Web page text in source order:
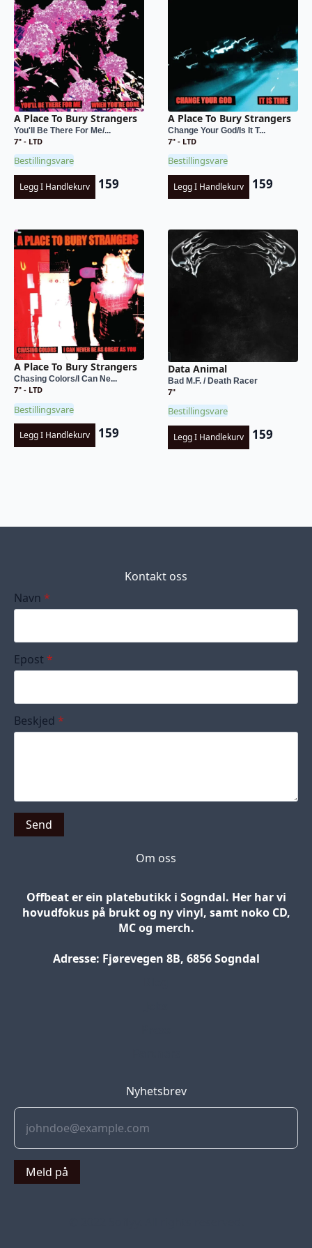
A Place To Bury Strangers
You'll Be There For Me/...
7" - LTD
Bestillingsvare
Legg I Handlekurv 159
A Place To Bury Strangers
Change Your God/Is It T...
7" - LTD
Bestillingsvare
Legg I Handlekurv 159
A Place To Bury Strangers
Chasing Colors/I Can Ne...
7" - LTD
Bestillingsvare
Legg I Handlekurv 159
Data Animal
Bad M.F. / Death Racer
7"
Bestillingsvare
Legg I Handlekurv 159
Kontakt oss
Navn *
Epost *
Beskjed *
Send
Om oss
Offbeat er ein platebutikk i Sogndal. Her har vi
hovudfokus på brukt og ny vinyl, samt noko CD,
MC og merch.
Adresse: Fjørevegen 8B, 6856 Sogndal
Nyhetsbrev
Meld på